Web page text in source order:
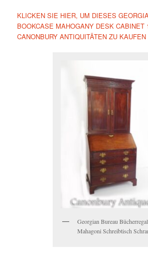
KLICKEN SIE HIER, UM DIESES
BOOKCASE MAHOGANY DESK CABINET
CANONBURY ANTIQUITÄTEN ZU KAUFEN
Georgian Bureau Bücherregal
Mahagoni Schreibtisch